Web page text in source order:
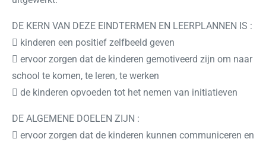
DE KERN VAN DEZE EINDTERMEN EN LEERPLANNEN IS :
 kinderen een positief zelfbeeld geven
 ervoor zorgen dat de kinderen gemotiveerd zijn om naar
school te komen, te leren, te werken
 de kinderen opvoeden tot het nemen van initiatieven
DE ALGEMENE DOELEN ZIJN :
 ervoor zorgen dat de kinderen kunnen communiceren en